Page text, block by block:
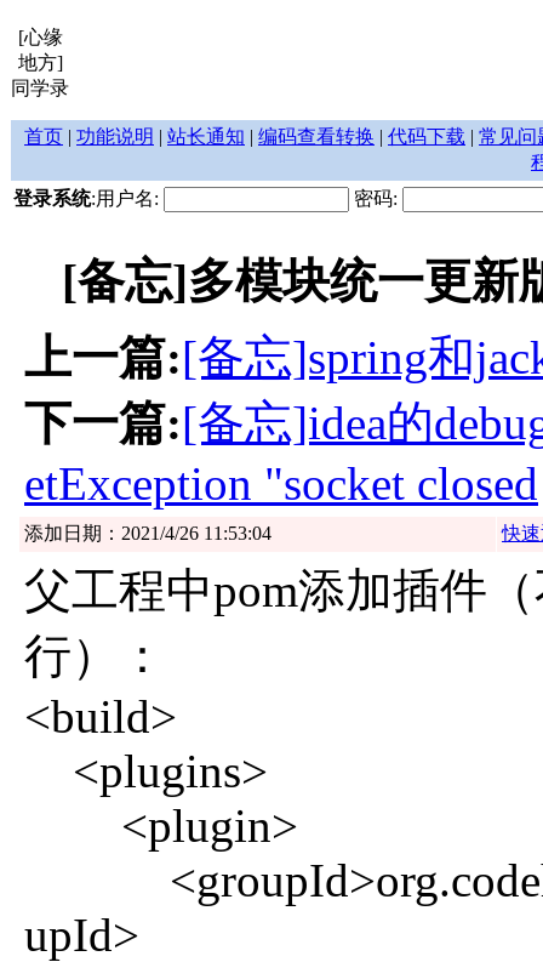
[心缘
地方]
同学录
首页 | 功能说明 | 站长通知 | 编码查看转换 | 代码下载 | 常见问
登录系统:用户名: 密码:
[备忘]多模块统一更新
上一篇:[备忘]spring和
下一篇:[备忘]idea的
etException "socket closed
添加日期：2021/4/26 11:53:04 快
父工程中pom添加插件
行）：
<build>
<plugins>
<plugin>
upId>